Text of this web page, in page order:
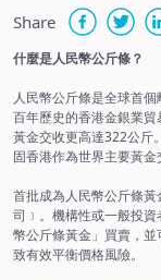
Share
什麼是人民幣公斤條？
人民幣公斤條是全球首
百年歷史的香港金銀業
黃金交收更高達322公斤
固香港作為世界主要黃金
首批成為人民幣公斤條
司﹞。機構性或一般投
幣公斤條黃金」買賣，
致有效平衡價格風險。